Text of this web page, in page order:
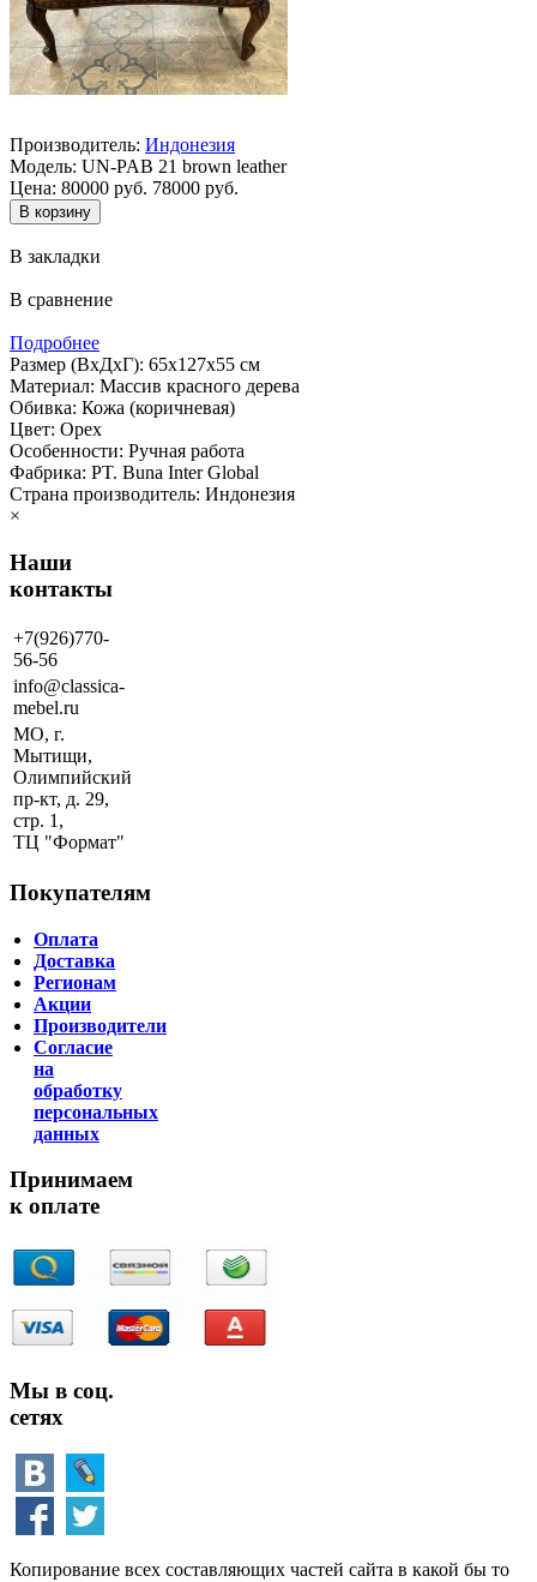
Производитель: Индонезия
Модель: UN-PAB 21 brown leather
Цена: 80000 руб. 78000 руб.
В закладки
В сравнение
Подробнее
Размер (ВхДхГ): 65х127х55 см
Материал: Массив красного дерева
Обивка: Кожа (коричневая)
Цвет: Орех
Особенности: Ручная работа
Фабрика: PT. Buna Inter Global
Страна производитель: Индонезия
×
Наши
контакты
+7(926)770-
56-56
info@classica-
mebel.ru
МО, г.
Мытищи,
Олимпийский
пр-кт, д. 29,
стр. 1,
ТЦ "Формат"
Покупателям
Оплата
Доставка
Регионам
Акции
Производители
Согласие
на
обработку
персональных
данных
Принимаем
к оплате
Мы в соц.
сетях
Копирование всех составляющих частей сайта в какой бы то